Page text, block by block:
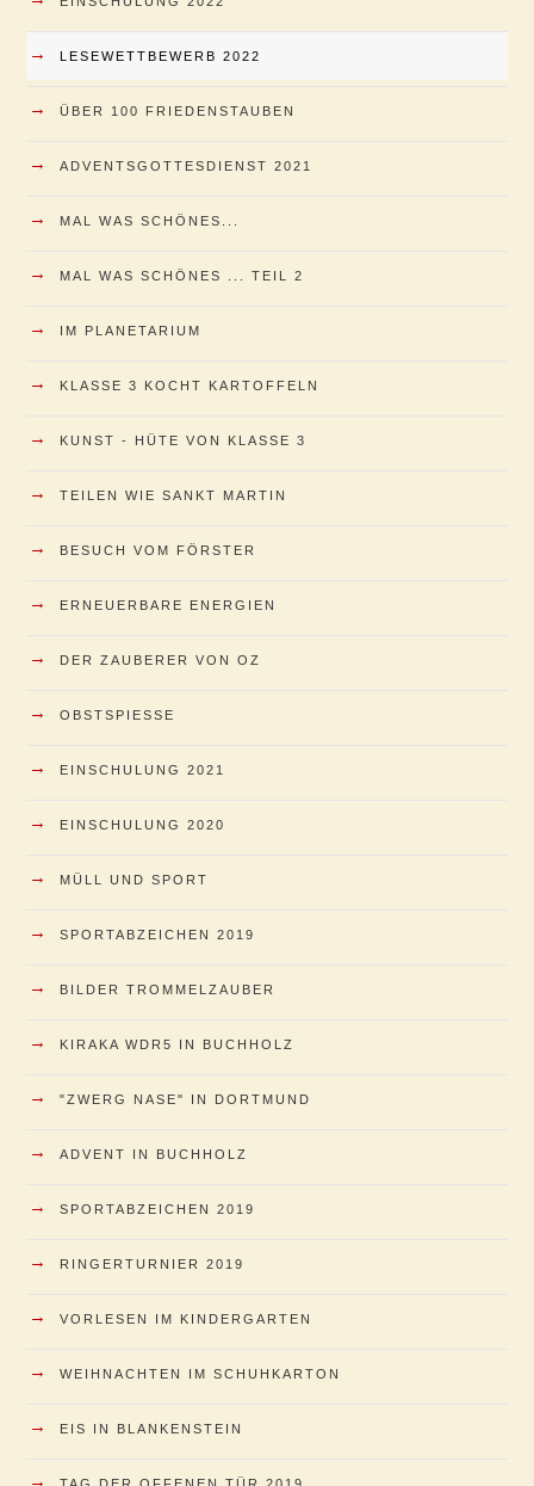
→ LESEWETTBEWERB 2022
→ ÜBER 100 FRIEDENSTAUBEN
→ ADVENTSGOTTESDIENST 2021
→ MAL WAS SCHÖNES...
→ MAL WAS SCHÖNES ... TEIL 2
→ IM PLANETARIUM
→ KLASSE 3 KOCHT KARTOFFELN
→ KUNST - HÜTE VON KLASSE 3
→ TEILEN WIE SANKT MARTIN
→ BESUCH VOM FÖRSTER
→ ERNEUERBARE ENERGIEN
→ DER ZAUBERER VON OZ
→ OBSTSPIESSE
→ EINSCHULUNG 2021
→ EINSCHULUNG 2020
→ MÜLL UND SPORT
→ SPORTABZEICHEN 2019
→ BILDER TROMMELZAUBER
→ KIRAKA WDR5 IN BUCHHOLZ
→ "ZWERG NASE" IN DORTMUND
→ ADVENT IN BUCHHOLZ
→ SPORTABZEICHEN 2019
→ RINGERTURNIER 2019
→ VORLESEN IM KINDERGARTEN
→ WEIHNACHTEN IM SCHUHKARTON
→ EIS IN BLANKENSTEIN
→ TAG DER OFFENEN TÜR 2019